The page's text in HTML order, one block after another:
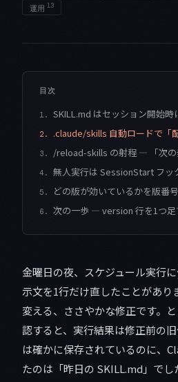
運用 13
目次
1. SKILL.md はセッション開始時
2. .claude/skills 自動ロードで「
3. /reload-skills の射程 — 「次の
4. 無人実行は SessionStart フッ
5. どの版が効いているかを版番
6. 次の一歩 — version 行を1つ足
金曜日の夜、スケジュール実行
示文を1行だけ直したことがあり
変える、ささやかな修正です。
認すると、実行結果は修正前の
は確かに保存されているのに、
たのは「昨日の SKILL.md」でし